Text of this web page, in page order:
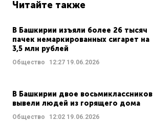
Читайте также
В Башкирии изъяли более 26 тысяч
пачек немаркированных сигарет на
3,5 млн рублей
Общество 12:27 19.06.2026
В Башкирии двое восьмиклассников
вывели людей из горящего дома
Общество 12:02 19.06.2026